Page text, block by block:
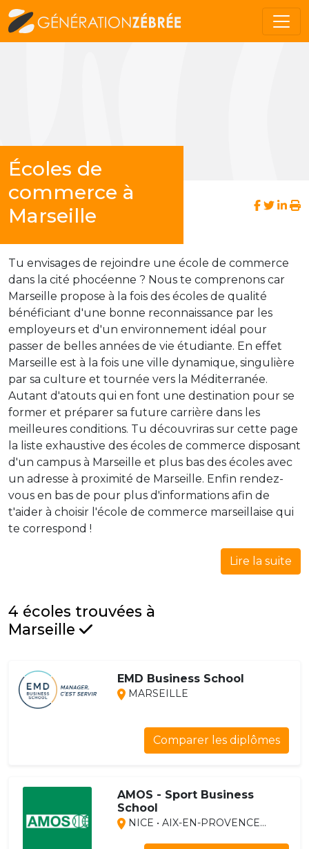
Écoles de
commerce à
Marseille
Tu envisages de rejoindre une école de commerce
dans la cité phocéenne ? Nous te comprenons car
Marseille propose à la fois des écoles de qualité
bénéficiant d'une bonne reconnaissance par les
employeurs et d'un environnement idéal pour
passer de belles années de vie étudiante. En effet
Marseille est à la fois une ville dynamique, singulière
par sa culture et tournée vers la Méditerranée.
Autant d'atouts qui en font une destination pour se
former et préparer sa future carrière dans les
meilleures conditions. Tu découvriras sur cette page
la liste exhaustive des écoles de commerce disposant
d'un campus à Marseille et plus bas des écoles avec
un adresse à proximité de Marseille. Enfin rendez-
vous en bas de pour plus d'informations afin de
t'aider à choisir l'école de commerce marseillaise qui
te correspond !
Lire la suite
4 écoles trouvées à
Marseille
EMD Business School
MARSEILLE
Comparer les diplômes
AMOS - Sport Business
School
NICE • AIX-EN-PROVENCE...